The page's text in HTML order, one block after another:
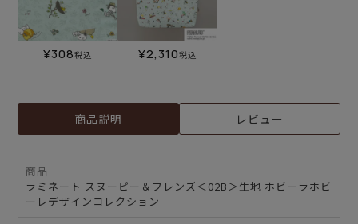
¥308税込 ¥2,310税込
商品説明 レビュー
商品
ラミネート スヌーピー＆フレンズ＜02B＞生地 ホビーラホビ
ーレデザインコレクション